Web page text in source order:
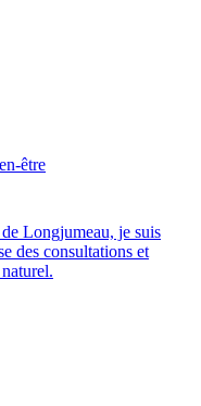
être
Longjumeau, je suis
des consultations et